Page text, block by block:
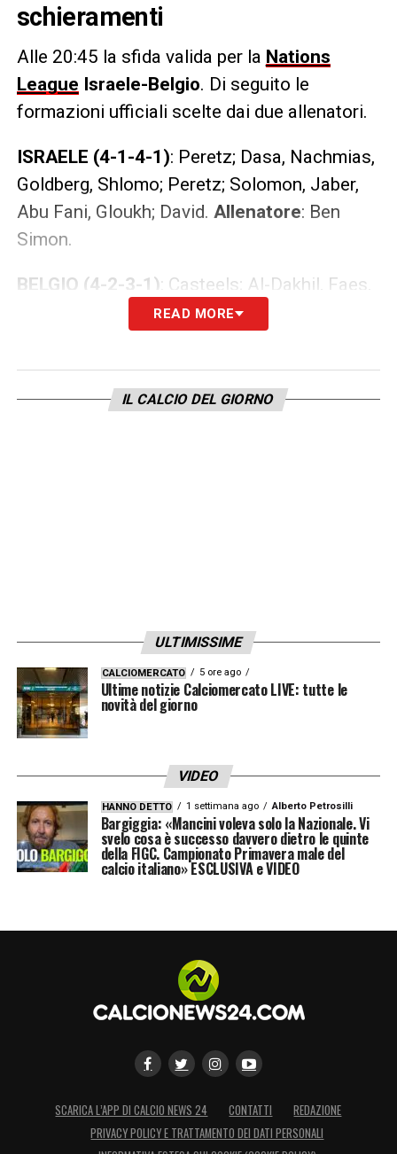
schieramenti
Alle 20:45 la sfida valida per la Nations
League Israele-Belgio. Di seguito le
formazioni ufficiali scelte dai due allenatori.
ISRAELE (4-1-4-1): Peretz; Dasa, Nachmias,
Goldberg, Shlomo; Peretz; Solomon, Jaber,
Abu Fani, Gloukh; David. Allenatore: Ben
Simon.
BELGIO (4-2-3-1): Casteels; Al-Dakhil, Faes,
Debast, Castagne; Mangala, Vermeeren;
Allenatore: Tedesco
READ MORE
IL CALCIO DEL GIORNO
ULTIMISSIME
CALCIOMERCATO 5 ore ago
Ultime notizie Calciomercato LIVE: tutte le
novità del giorno
VIDEO
HANNO DETTO 1 settimana ago Alberto Petrosilli
Bargiggia: «Mancini voleva solo la Nazionale. Vi
svelo cosa è successo davvero dietro le quinte
della FIGC. Campionato Primavera male del
calcio italiano» ESCLUSIVA e VIDEO
SCARICA L’APP DI CALCIO NEWS 24 CONTATTI
REDAZIONE
PRIVACY POLICY E TRATTAMENTO DEI DATI PERSONALI